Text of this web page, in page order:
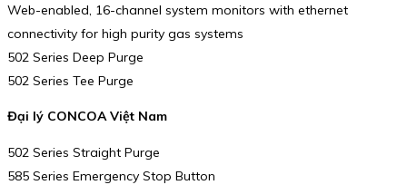
Web-enabled, 16-channel system monitors with ethernet
connectivity for high purity gas systems
502 Series Deep Purge
502 Series Tee Purge
Đại lý CONCOA Việt Nam
502 Series Straight Purge
585 Series Emergency Stop Button